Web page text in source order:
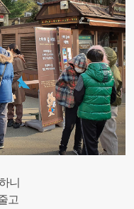
니
고